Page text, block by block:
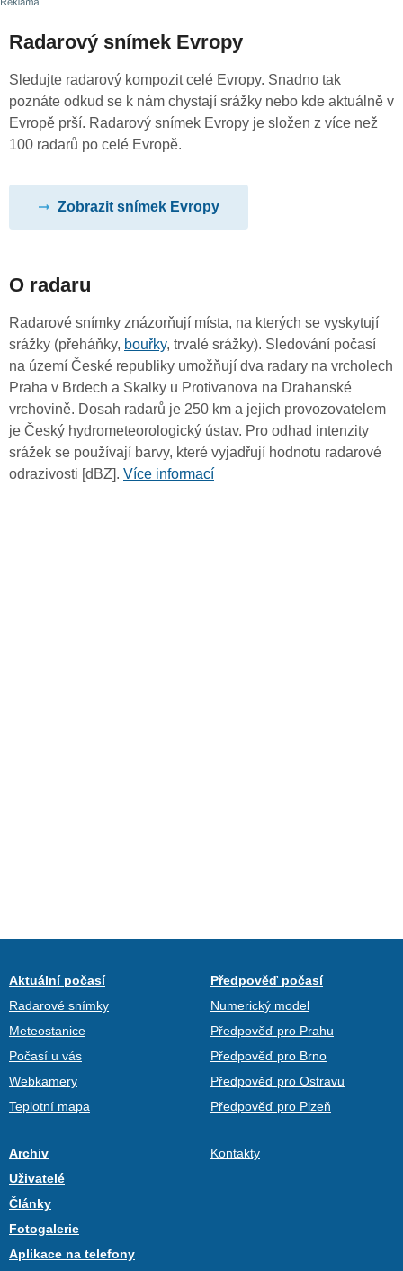
Radarový snímek Evropy
Sledujte radarový kompozit celé Evropy. Snadno tak
poznáte odkud se k nám chystají srážky nebo kde aktuálně v
Evropě prší. Radarový snímek Evropy je složen z více než
100 radarů po celé Evropě.
Zobrazit snímek Evropy
O radaru
Radarové snímky znázorňují místa, na kterých se vyskytují
srážky (přeháňky, bouřky, trvalé srážky). Sledování počasí
na území České republiky umožňují dva radary na vrcholech
Praha v Brdech a Skalky u Protivanova na Drahanské
vrchovině. Dosah radarů je 250 km a jejich provozovatelem
je Český hydrometeorologický ústav. Pro odhad intenzity
srážek se používají barvy, které vyjadřují hodnotu radarové
odrazivosti [dBZ]. Více informací
Aktuální počasí
Radarové snímky
Meteostanice
Počasí u vás
Webkamery
Teplotní mapa
Předpověď počasí
Numerický model
Předpověď pro Prahu
Předpověď pro Brno
Předpověď pro Ostravu
Předpověď pro Plzeň
Archiv
Uživatelé
Články
Fotogalerie
Aplikace na telefony
Kontakty